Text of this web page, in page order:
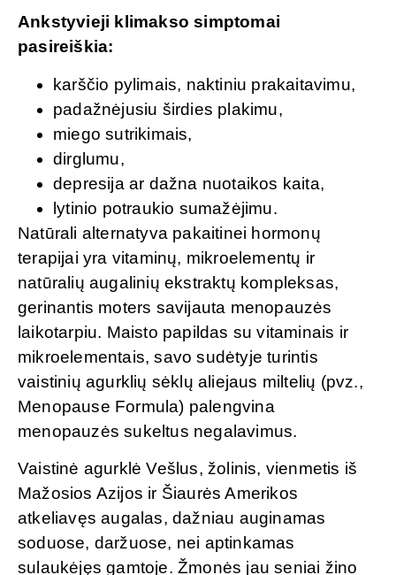
Ankstyvieji klimakso simptomai
pasireiškia:
karščio pylimais, naktiniu prakaitavimu,
padažnėjusiu širdies plakimu,
miego sutrikimais,
dirglumu,
depresija ar dažna nuotaikos kaita,
lytinio potraukio sumažėjimu.
Natūrali alternatyva pakaitinei hormonų
terapijai yra vitaminų, mikroelementų ir
natūralių augalinių ekstraktų kompleksas,
gerinantis moters savijauta menopauzės
laikotarpiu. Maisto papildas su vitaminais ir
mikroelementais, savo sudėtyje turintis
vaistinių agurklių sėklų aliejaus miltelių (pvz.,
Menopause Formula) palengvina
menopauzės sukeltus negalavimus.
Vaistinė agurklė Vešlus, žolinis, vienmetis iš
Mažosios Azijos ir Šiaurės Amerikos
atkeliavęs augalas, dažniau auginamas
soduose, daržuose, nei aptinkamas
sulaukėjęs gamtoje. Žmonės jau seniai žino